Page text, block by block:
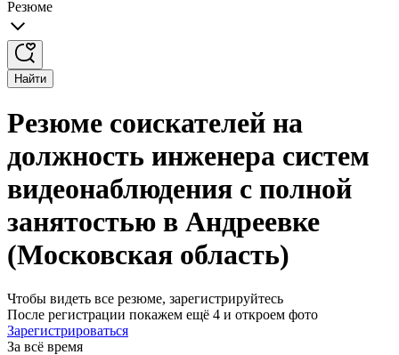
Резюме
Найти
Резюме соискателей на
должность инженера систем
видеонаблюдения с полной
занятостью в Андреевке
(Московская область)
Чтобы видеть все резюме, зарегистрируйтесь
После регистрации покажем ещё 4 и откроем фото
Зарегистрироваться
За всё время